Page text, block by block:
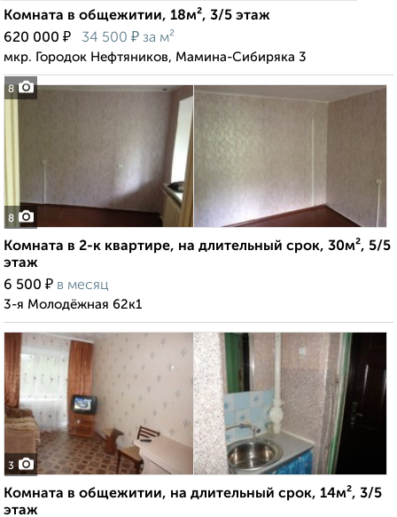
8
Комната в общежитии, 18м², 3/5 этаж
620 000 ₽ 34 500 ₽ за м²
мкр. Городок Нефтяников, Мамина-Сибиряка 3
8
Комната в 2-к квартире, на длительный срок, 30м², 5/5
этаж
6 500 ₽ в месяц
3-я Молодёжная 62к1
3
Комната в общежитии, на длительный срок, 14м², 3/5
этаж